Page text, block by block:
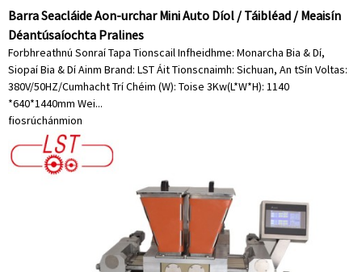
Barra Seacláide Aon-urchar Mini Auto Díol / Táibléad / Meaisín
Déantúsaíochta Pralines
Forbhreathnú Sonraí Tapa Tionscail Infheidhme: Monarcha Bia & Dí,
Siopaí Bia & Dí Ainm Brand: LST Áit Tionscnaimh: Sichuan, An tSín Voltas:
380V/50HZ/Cumhacht Trí Chéim (W): Toise 3Kw(L*W*H): 1140
*640*1440mm Wei...
fiosrúchánmion